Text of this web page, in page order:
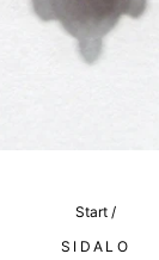
Start /
SIDALO